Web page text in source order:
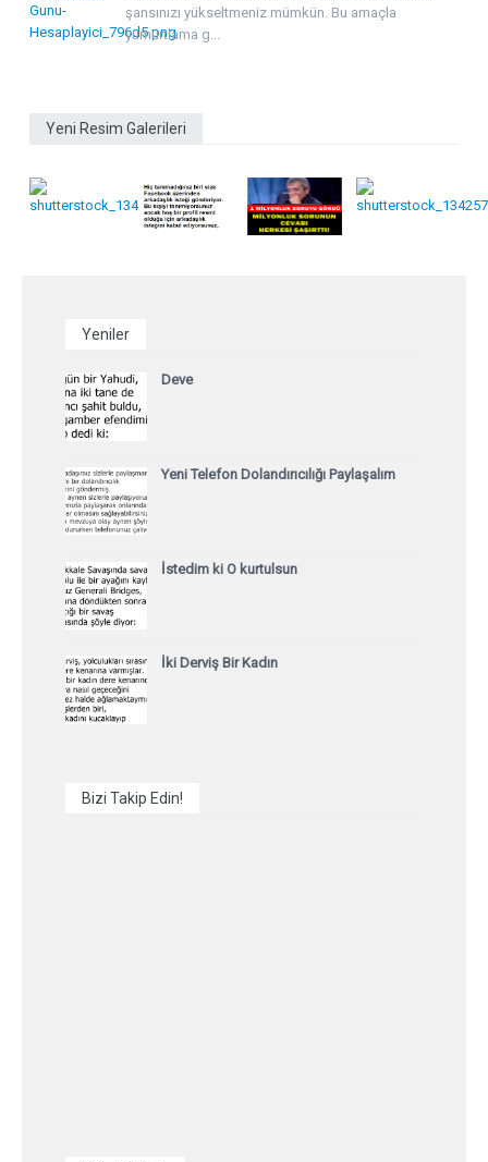
şansınızı yükseltmeniz mümkün. Bu amaçla
yumurtlama g...
Yeni Resim Galerileri
Yeniler
Deve
Yeni Telefon Dolandırıcılığı Paylaşalım
İstedim ki O kurtulsun
İki Derviş Bir Kadın
Bizi Takip Edin!